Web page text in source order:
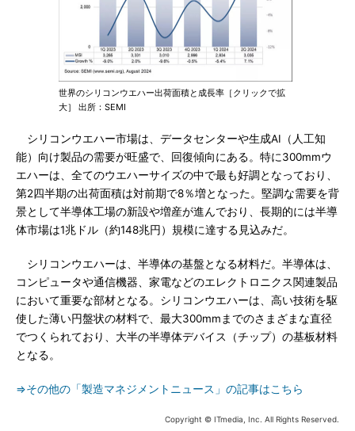
世界のシリコンウエハー出荷面積と成長率［クリックで拡
大］ 出所：SEMI
シリコンウエハー市場は、データセンターや生成AI（人工知
能）向け製品の需要が旺盛で、回復傾向にある。特に300mmウ
エハーは、全てのウエハーサイズの中で最も好調となっており、
第2四半期の出荷面積は対前期で8％増となった。堅調な需要を背
景として半導体工場の新設や増産が進んでおり、長期的には半導
体市場は1兆ドル（約148兆円）規模に達する見込みだ。
シリコンウエハーは、半導体の基盤となる材料だ。半導体は、
コンピュータや通信機器、家電などのエレクトロニクス関連製品
において重要な部材となる。シリコンウエハーは、高い技術を駆
使した薄い円盤状の材料で、最大300mmまでのさまざまな直径
でつくられており、大半の半導体デバイス（チップ）の基板材料
となる。
⇒その他の「製造マネジメントニュース」の記事はこちら
Copyright © ITmedia, Inc. All Rights Reserved.